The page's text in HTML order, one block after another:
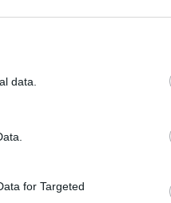
data.
for Targeted
842.
τους ιδιοκτήτες να
στον καθαρισμό
το πρόστιμο για τον